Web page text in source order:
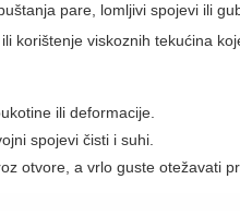
pare, lomljivi spojevi ili
viskoznih tekućina
ili deformacije.
spojevi čisti i suhi.
otvore, a vrlo guste otežavati